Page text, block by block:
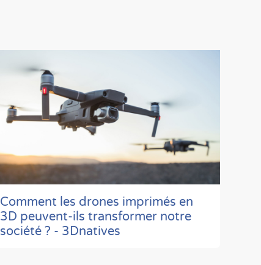
Comment les drones imprimés en
3D peuvent-ils transformer notre
société ? - 3Dnatives